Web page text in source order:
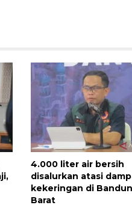
4.000 liter air bersih
disalurkan atasi
kekeringan di
Barat